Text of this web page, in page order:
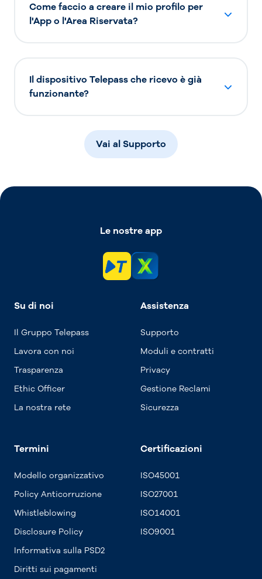
Come faccio a creare il mio profilo per
l'App o l'Area Riservata?
Il dispositivo Telepass che ricevo è già
funzionante?
Vai al Supporto
Le nostre app
Su di noi
Il Gruppo Telepass
Lavora con noi
Trasparenza
Ethic Officer
La nostra rete
Assistenza
Supporto
Moduli e contratti
Privacy
Gestione Reclami
Sicurezza
Termini
Modello organizzativo
Policy Anticorruzione
Whistleblowing
Disclosure Policy
Informativa sulla PSD2
Diritti sui pagamenti
Certificazioni
ISO45001
ISO27001
ISO14001
ISO9001